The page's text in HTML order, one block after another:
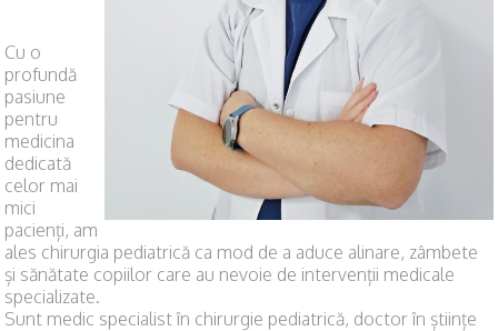
Cu o
profundă
pasiune
pentru
medicina
dedicată
celor mai
mici
pacienți, am
ales chirurgia pediatrică ca mod de a aduce alinare, zâmbete
și sănătate copiilor care au nevoie de intervenții medicale
specializate.
Sunt medic specialist în chirurgie pediatrică, doctor în științe